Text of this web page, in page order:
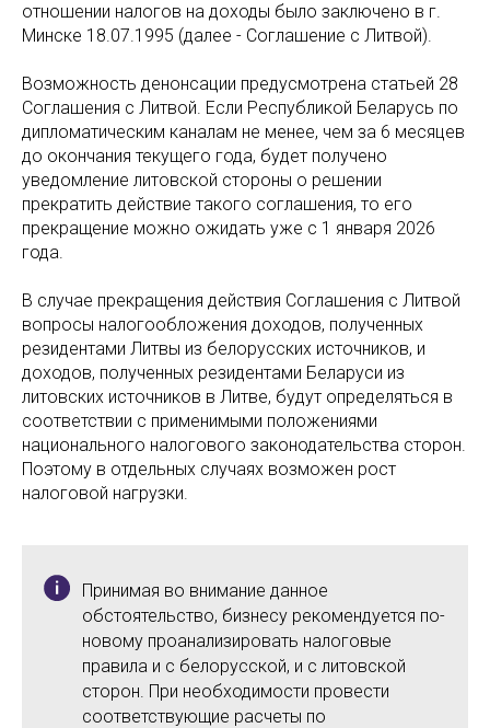
отношении налогов на доходы было заключено в г.
Минске 18.07.1995 (далее - Соглашение с Литвой).
Возможность денонсации предусмотрена статьей 28
Соглашения с Литвой. Если Республикой Беларусь по
дипломатическим каналам не менее, чем за 6 месяцев
до окончания текущего года, будет получено
уведомление литовской стороны о решении
прекратить действие такого соглашения, то его
прекращение можно ожидать уже с 1 января 2026
года.
В случае прекращения действия Соглашения с Литвой
вопросы налогообложения доходов, полученных
резидентами Литвы из белорусских источников, и
доходов, полученных резидентами Беларуси из
литовских источников в Литве, будут определяться в
соответствии с применимыми положениями
национального налогового законодательства сторон.
Поэтому в отдельных случаях возможен рост
налоговой нагрузки.
Принимая во внимание данное
обстоятельство, бизнесу рекомендуется по-
новому проанализировать налоговые
правила и с белорусской, и с литовской
сторон. При необходимости провести
соответствующие расчеты по